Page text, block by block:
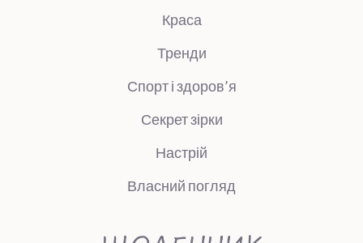
Краса
Тренди
Спорт і здоров’я
Секрет зірки
Настрій
Власний погляд